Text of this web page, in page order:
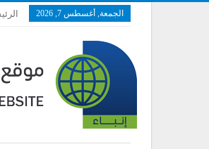
الجمعة, أغسطس 7, 2026